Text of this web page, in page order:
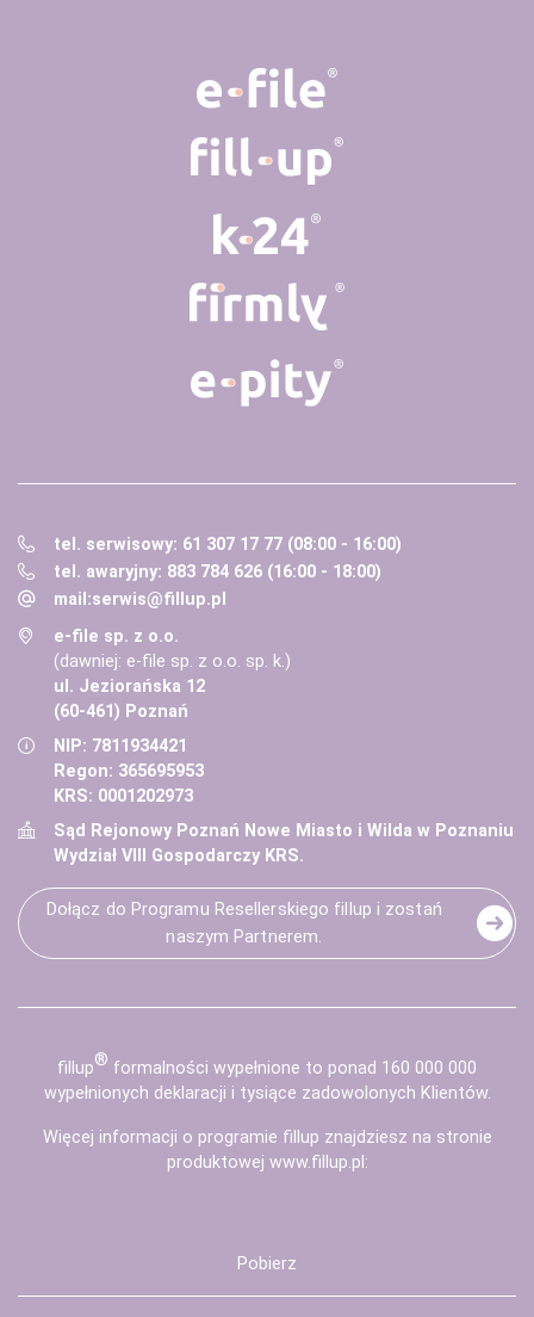
tel. serwisowy: 61 307 17 77 (08:00 - 16:00)
tel. awaryjny: 883 784 626 (16:00 - 18:00)
mail:serwis@fillup.pl
e-file sp. z o.o.
(dawniej: e-file sp. z o.o. sp. k.)
ul. Jeziorańska 12
(60-461) Poznań
NIP: 7811934421
Regon: 365695953
KRS: 0001202973
Sąd Rejonowy Poznań Nowe Miasto i Wilda w Poznaniu
Wydział VIII Gospodarczy KRS.
Dołącz do Programu Resellerskiego fillup i zostań
naszym Partnerem.
fillup® formalności wypełnione to ponad 160 000 000
wypełnionych deklaracji i tysiące zadowolonych Klientów.
Więcej informacji o programie fillup znajdziesz na stronie
produktowej www.fillup.pl:
Pobierz